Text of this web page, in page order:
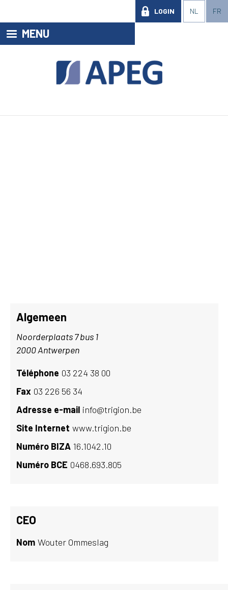
NL FR
LOGIN
MENU
Algemeen
Noorderplaats 7 bus 1
2000 Antwerpen
Téléphone 03 224 38 00
Fax 03 226 56 34
Adresse e-mail info@trigion.be
Site Internet www.trigion.be
Numéro BIZA 16.1042.10
Numéro BCE 0468.693.805
CEO
Nom Wouter Ommeslag